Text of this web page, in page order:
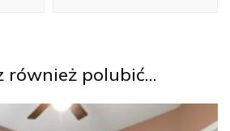
również polubić…